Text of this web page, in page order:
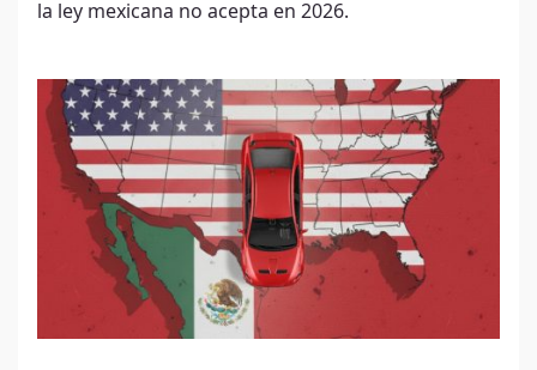
la ley mexicana no acepta en 2026.